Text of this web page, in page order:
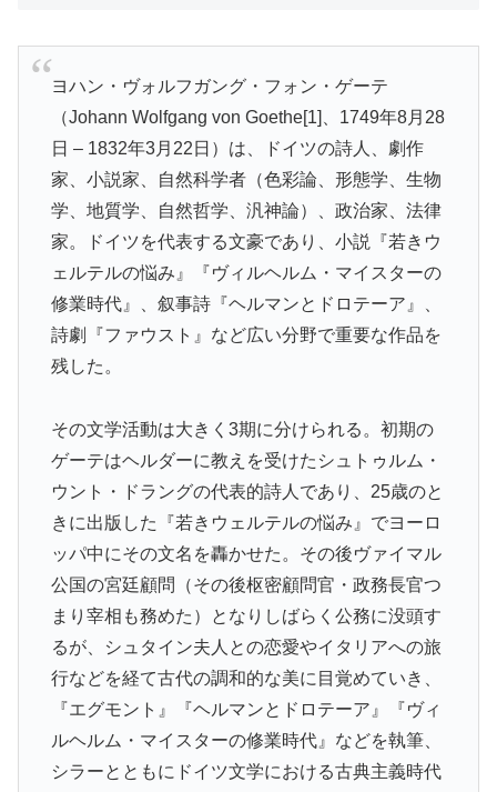
ヨハン・ヴォルフガング・フォン・ゲーテ
（Johann Wolfgang von Goethe[1]、1749年8月28
日 – 1832年3月22日）は、ドイツの詩人、劇作
家、小説家、自然科学者（色彩論、形態学、生物
学、地質学、自然哲学、汎神論）、政治家、法律
家。ドイツを代表する文豪であり、小説『若きウ
ェルテルの悩み』『ヴィルヘルム・マイスターの
修業時代』、叙事詩『ヘルマンとドロテーア』、
詩劇『ファウスト』など広い分野で重要な作品を
残した。
その文学活動は大きく3期に分けられる。初期の
ゲーテはヘルダーに教えを受けたシュトゥルム・
ウント・ドラングの代表的詩人であり、25歳のと
きに出版した『若きウェルテルの悩み』でヨーロ
ッパ中にその文名を轟かせた。その後ヴァイマル
公国の宮廷顧問（その後枢密顧問官・政務長官つ
まり宰相も務めた）となりしばらく公務に没頭す
るが、シュタイン夫人との恋愛やイタリアへの旅
行などを経て古代の調和的な美に目覚めていき、
『エグモント』『ヘルマンとドロテーア』『ヴィ
ルヘルム・マイスターの修業時代』などを執筆、
シラーとともにドイツ文学における古典主義時代